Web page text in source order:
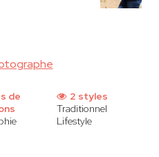
de
2 styles
Traditionnel
Lifestyle